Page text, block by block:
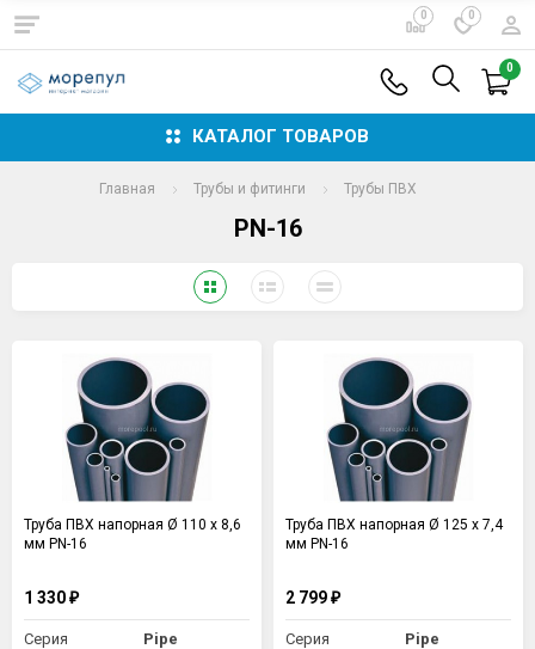
0 0
0
КАТАЛОГ ТОВАРОВ
Главная Трубы и фитинги Трубы ПВХ
PN-16
Труба ПВХ напорная Ø 110 х 8,6
мм PN-16
1 330 ₽
Серия Pipe
Труба ПВХ напорная Ø 125 х 7,4
мм PN-16
2 799 ₽
Серия Pipe